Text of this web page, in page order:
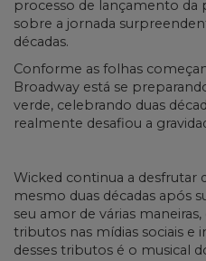
processo de lançamento
sobre a jornada
décadas.
Conforme as folhas
Broadway está se
verde, celebrando duas
realmente desafiou a
Wicked continua a desfrutar
mesmo duas décadas após
seu amor de várias
tributos nas mídias sociais e
desses tributos é o musical